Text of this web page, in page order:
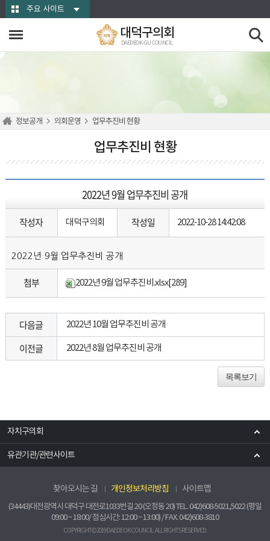
본문바로가기주요 사이트
대덕구의회
DAEDEOK-GU COUNCIL
정보공개 의회운영 업무추진비 현황
업무추진비 현황
2022년 9월 업무추진비 공개
작성자 대덕구의회 작성일 2022-10-28 14:42:08
2022년 9월 업무추진비 공개
첨부 2022년 9월 업무추진비.xlsx[289]
다음글 2022년 10월 업무추진비 공개
이전글 2022년 8월 업무추진비 공개
목록보기
자치구의회
유관기관/관련사이트
찾아오시는 길 개인정보처리방침 사이트맵
(34443)대전광역시 대덕구 대전로1033번길 20 (오정동 20) TEL. 042)608-5021,5022 (평일
09:00 ~ 18:00/ 점심시간: 12:00 ~ 13:00) / FAX. 042)608-3810
COPYRIGHT © 2019 DAEDEOK COUNCIL. ALL RIGHTS RESERVED.